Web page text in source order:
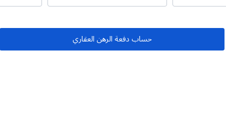
حساب دفعة الرهن العقاري